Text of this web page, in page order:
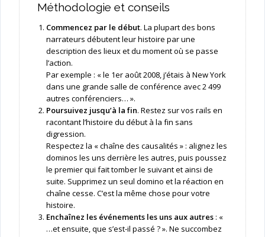
Méthodologie et conseils
Commencez par le début. La plupart des bons
narrateurs débutent leur histoire par une
description des lieux et du moment où se passe
l’action.
Par exemple : « le 1er août 2008, j’étais à New York
dans une grande salle de conférence avec 2 499
autres conférenciers… ».
Poursuivez jusqu’à la fin. Restez sur vos rails en
racontant l’histoire du début à la fin sans
digression.
Respectez la « chaîne des causalités » : alignez les
dominos les uns derrière les autres, puis poussez
le premier qui fait tomber le suivant et ainsi de
suite. Supprimez un seul domino et la réaction en
chaîne cesse. C’est la même chose pour votre
histoire.
Enchaînez les événements les uns aux autres: «
…et ensuite, que s’est-il passé ? ». Ne succombez